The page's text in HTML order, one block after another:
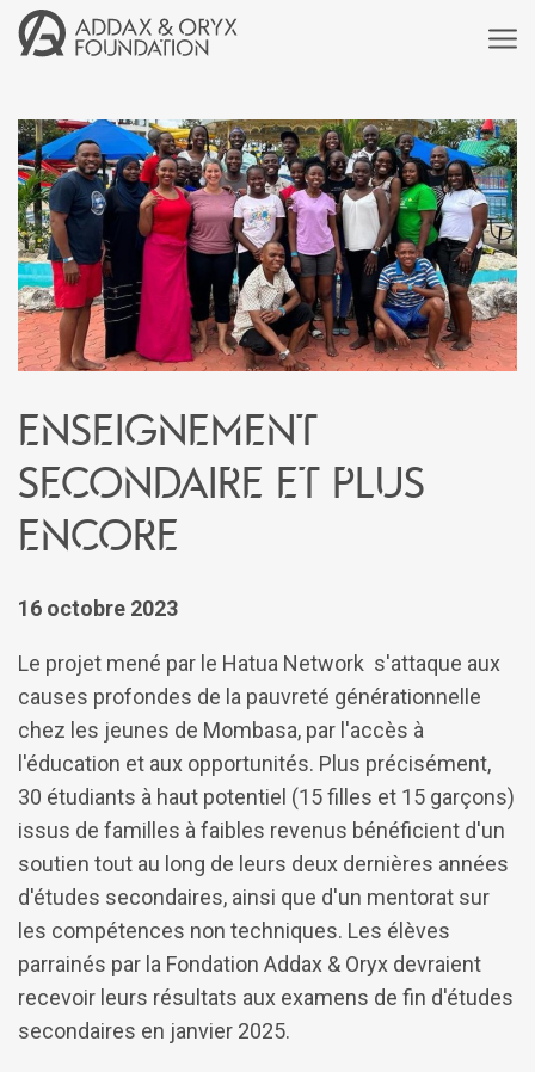
Enseignement
secondaire et plus
encore
16 octobre 2023
Le projet mené par le Hatua Network s'attaque aux
causes profondes de la pauvreté générationnelle
chez les jeunes de Mombasa, par l'accès à
l'éducation et aux opportunités. Plus précisément,
30 étudiants à haut potentiel (15 filles et 15 garçons)
issus de familles à faibles revenus bénéficient d'un
soutien tout au long de leurs deux dernières années
d'études secondaires, ainsi que d'un mentorat sur
les compétences non techniques. Les élèves
parrainés par la Fondation Addax & Oryx devraient
recevoir leurs résultats aux examens de fin d'études
secondaires en janvier 2025.